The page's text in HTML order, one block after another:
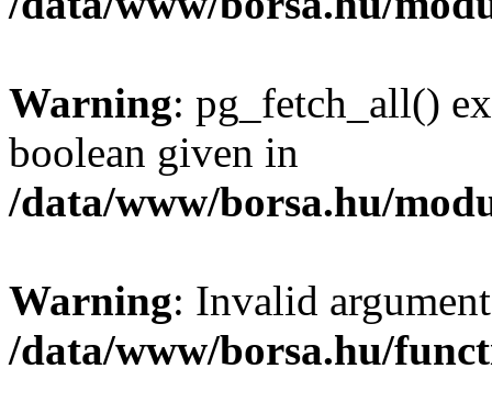
Warning: pg_fetch_all()
boolean given in
/data/www/borsa.hu/
Warning: Invalid
/data/www/borsa.hu/